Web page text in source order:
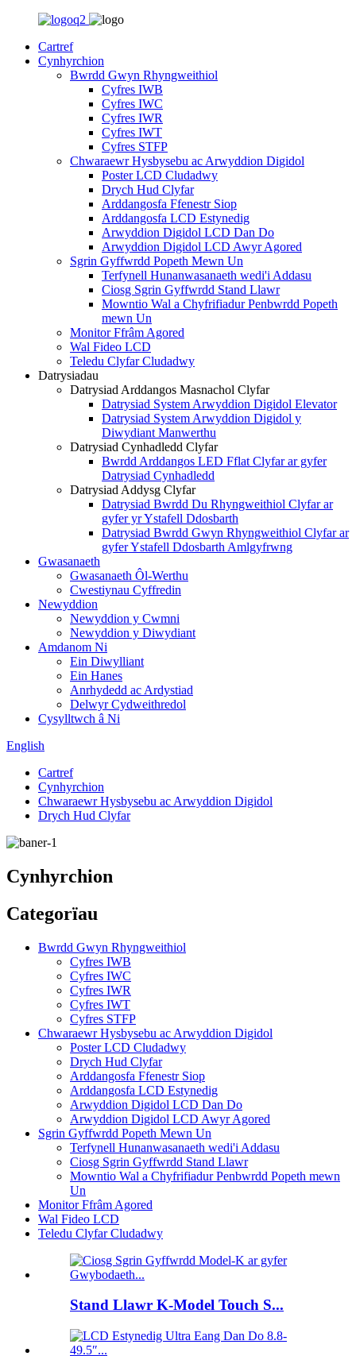
Cartref
Cynhyrchion
Bwrdd Gwyn Rhyngweithiol
Cyfres IWB
Cyfres IWC
Cyfres IWR
Cyfres IWT
Cyfres STFP
Chwaraewr Hysbysebu ac Arwyddion Digidol
Poster LCD Cludadwy
Drych Hud Clyfar
Arddangosfa Ffenestr Siop
Arddangosfa LCD Estynedig
Arwyddion Digidol LCD Dan Do
Arwyddion Digidol LCD Awyr Agored
Sgrin Gyffwrdd Popeth Mewn Un
Terfynell Hunanwasanaeth wedi'i Addasu
Ciosg Sgrin Gyffwrdd Stand Llawr
Mowntio Wal a Chyfrifiadur Penbwrdd Popeth
mewn Un
Monitor Ffrâm Agored
Wal Fideo LCD
Teledu Clyfar Cludadwy
Datrysiadau
Datrysiad Arddangos Masnachol Clyfar
Datrysiad System Arwyddion Digidol Elevator
Datrysiad System Arwyddion Digidol y
Diwydiant Manwerthu
Datrysiad Cynhadledd Clyfar
Bwrdd Arddangos LED Fflat Clyfar ar gyfer
Datrysiad Cynhadledd
Datrysiad Addysg Clyfar
Datrysiad Bwrdd Du Rhyngweithiol Clyfar ar
gyfer yr Ystafell Ddosbarth
Datrysiad Bwrdd Gwyn Rhyngweithiol Clyfar ar
gyfer Ystafell Ddosbarth Amlgyfrwng
Gwasanaeth
Gwasanaeth Ôl-Werthu
Cwestiynau Cyffredin
Newyddion
Newyddion y Cwmni
Newyddion y Diwydiant
Amdanom Ni
Ein Diwylliant
Ein Hanes
Anrhydedd ac Ardystiad
Delwyr Cydweithredol
Cysylltwch â Ni
English
Cartref
Cynhyrchion
Chwaraewr Hysbysebu ac Arwyddion Digidol
Drych Hud Clyfar
Cynhyrchion
Categorïau
Bwrdd Gwyn Rhyngweithiol
Cyfres IWB
Cyfres IWC
Cyfres IWR
Cyfres IWT
Cyfres STFP
Chwaraewr Hysbysebu ac Arwyddion Digidol
Poster LCD Cludadwy
Drych Hud Clyfar
Arddangosfa Ffenestr Siop
Arddangosfa LCD Estynedig
Arwyddion Digidol LCD Dan Do
Arwyddion Digidol LCD Awyr Agored
Sgrin Gyffwrdd Popeth Mewn Un
Terfynell Hunanwasanaeth wedi'i Addasu
Ciosg Sgrin Gyffwrdd Stand Llawr
Mowntio Wal a Chyfrifiadur Penbwrdd Popeth mewn
Un
Monitor Ffrâm Agored
Wal Fideo LCD
Teledu Clyfar Cludadwy
Stand Llawr K-Model Touch S...